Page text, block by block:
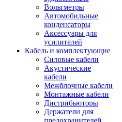
Вольтметры
Автомобильные
конденсаторы
Аксессуары для
усилителей
Кабель и комплектующие
Силовые кабели
Акустические
кабели
Межблочные кабели
Монтажные кабели
Дистрибьюторы
Держатели для
предохранителей